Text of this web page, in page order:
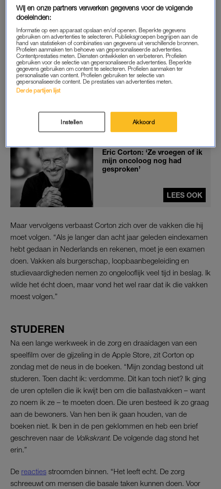
je denken. Toch moet hij opnieuw examens rekenen en
Nederlands doen. En dat met drie boeken op zijn naam.
“Je moet een diploma halen, dat klinkt niet meer dan logisch.
Ik ben begonnen met het laagste niveau, dat heet ‘helpende in
de zorg.’ Mensen uit bed halen, onder de douche zetten,
boterhammen smeren, wandelen en rapporteren over hoe ik
vind dat ze erbij zitten, staan of liggen. Het zijn basale taken.
vanuit mijn werkgever een wens was een diploma te halen.
Eric Corton: ‘Ze vroegen of ik
mijn oncoloog nog had
gesproken’
LEES OOK
Maar vervolgens verbaast Corton zich over de vakken die hij
moet volgen. “Als je langer dan acht jaar geleden eindexamen
hebt gedaan in Nederlands en rekenen, moet je een examen
doen. Vakken als burgerschap, loopbaanbegeleiding en
studievaardigheden nemen zo ongelooflijk veel tijd in beslag. Ik
wilde het écht doen, maar vond het wel raar dat ik die vakken
moest volgen.”
STUDEREN
Na een lange werkweek in de zorg en draaidagen van een
speelfilm over de gijzeling in de Apple Store, zit Corton op
zondag met de neus in de boeken. “Mijn zondag bestond uit
studeren. Toen dacht ik: verdomme. Dit kan toch niet? Ik ging
de uren optellen die ik kwijt ben om die ballastvakken – want
zo noem ik ze – te moeten doen. Die uren besteed ik zo graag
aan de bewoners. Van hen ben ik gaan houden, van de
boeken niet. Ik ben in de pen geklommen en heb een brief
geschreven naar de Volkskrant. De volgende dag stond het
erin.”
De reacties stroomden binnen. “Het leeft echt. De zorg
schreeuwt om mensen die basale taken kunnen doen. Voor
Wij en onze partners verwerken gegevens voor de volgende
doeleinden:
Informatie op een apparaat opslaan en/of openen. Beperkte gegevens
gebruiken om advertenties te selecteren. Publieksgroepen begrijpen aan de
hand van statistieken of combinaties van gegevens uit verschillende bronnen.
Profielen aanmaken ten behoeve van gepersonaliseerde advertenties.
Contentprestaties meten. Diensten ontwikkelen en verbeteren. Profielen
gebruiken voor de selectie van gepersonaliseerde advertenties. Beperkte
gegevens gebruiken om content te selecteren. Profielen aanmaken ter
personalisatie van content. Profielen gebruiken ter selectie van
gepersonaliseerde content. De prestaties van advertenties meten.
Derde partijen lijst
Instellen Akkoord